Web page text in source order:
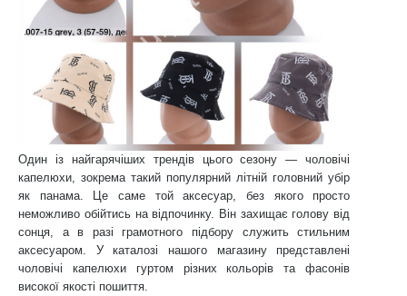
Один із найгарячіших трендів цього сезону — чоловічі
капелюхи, зокрема такий популярний літній головний убір
як панама. Це саме той аксесуар, без якого просто
неможливо обійтись на відпочинку. Він захищає голову від
сонця, а в разі грамотного підбору служить стильним
аксесуаром. У каталозі нашого магазину представлені
чоловічі капелюхи гуртом різних кольорів та фасонів
високої якості пошиття.